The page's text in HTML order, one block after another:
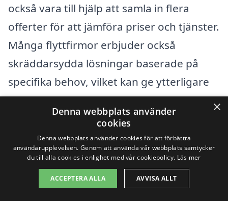
också vara till hjälp att samla in flera
offerter för att jämföra priser och tjänster.
Många flyttfirmor erbjuder också
skräddarsydda lösningar baserade på
specifika behov, vilket kan ge ytterligare
kostnadsbesparingar.
Att rekrytera rätt firma för en
företagsflytt i Stöpen innebär att man inte
bara fokuserar på priset utan också på
kvaliteten på tjänsterna som erbjuds.
×
Denna webbplats använder
cookies
Denna webbplats använder cookies för att förbättra
användarupplevelsen. Genom att använda vår webbplats samtycker
du till alla cookies i enlighet med vår cookiepolicy. Läs mer
ACCEPTERA ALLA AVVISA ALLT